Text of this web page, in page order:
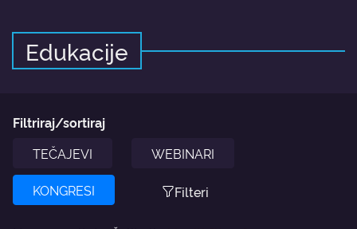
Edukacije
Filtriraj/sortiraj
TEČAJEVI
WEBINARI
KONGRESI Filteri